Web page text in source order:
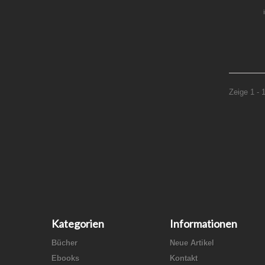
Zeige 1 -
Kategorien
Bücher
Ebooks
Informationen
Neue Artikel
Kontakt